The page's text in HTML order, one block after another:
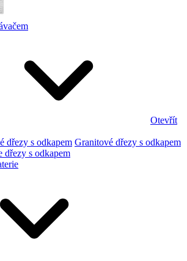
Otevřít
dřezy s odkapem Granitové dřezy s odkapem
dřezy s odkapem